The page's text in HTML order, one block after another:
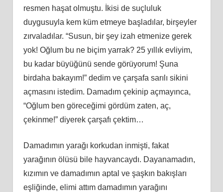
resmen haşat olmuştu. İkisi de suçluluk
duygusuyla kem küm etmeye başladılar, birşeyler
zırvaladılar. “Susun, bir şey izah etmenize gerek
yok! Oğlum bu ne biçim yarrak? 25 yıllık evliyim,
bu kadar büyüğünü sende görüyorum! Şuna
birdaha bakayım!” dedim ve çarşafa sarılı sikini
açmasını istedim. Damadım çekinip açmayınca,
“Oğlum ben göreceğimi gördüm zaten, aç,
çekinme!” diyerek çarşafı çektim…
Damadımın yarağı korkudan inmişti, fakat
yarağının ölüsü bile hayvancaydı. Dayanamadın,
kızımın ve damadımın aptal ve şaşkın bakışları
eşliğinde, elimi attım damadımın yarağını